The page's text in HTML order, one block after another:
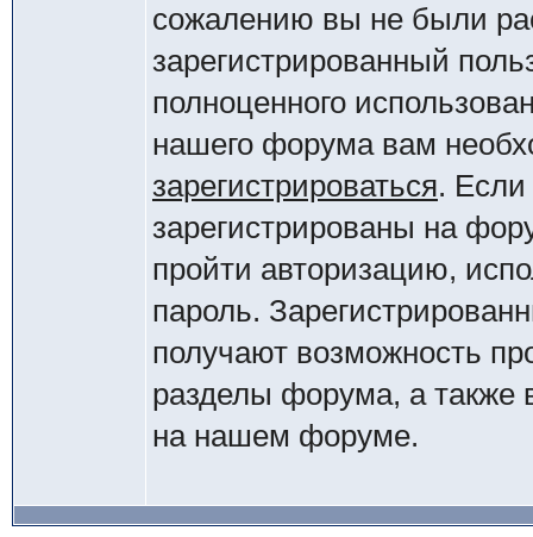
сожалению вы не были
зарегистрированный
полноценного
нашего форума вам
зарегистрироваться.
зарегистрированы на
пройти авторизацию,
пароль.
получают возможность
разделы форума, а также
на нашем форуме.